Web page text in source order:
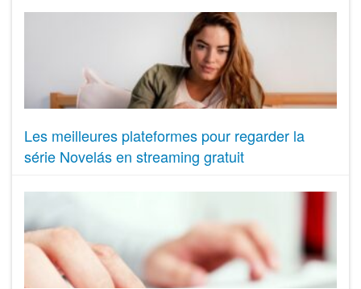
Les meilleures plateformes pour regarder la
série Novelás en streaming gratuit